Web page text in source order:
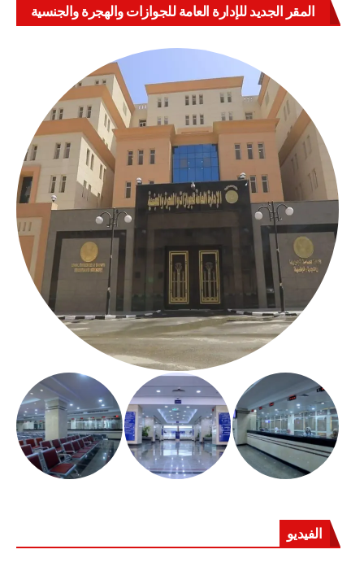
المقر الجديد للإدارة العامة للجوازات والهجرة والجنسية
الفيديو